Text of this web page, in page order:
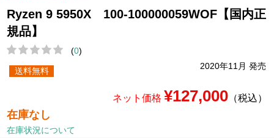
Ryzen 9 5950X 100-100000059WOF【国内正
規品】
(0)
2020年11月 発売
送料無料
ネット価格 ¥127,000（税込）
在庫なし
在庫状況について